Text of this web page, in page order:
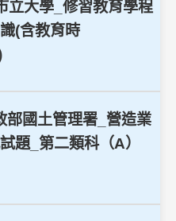
立大學_修習教育學程
(含教育時
部國土管理署_營造業
題_第二類科（A）